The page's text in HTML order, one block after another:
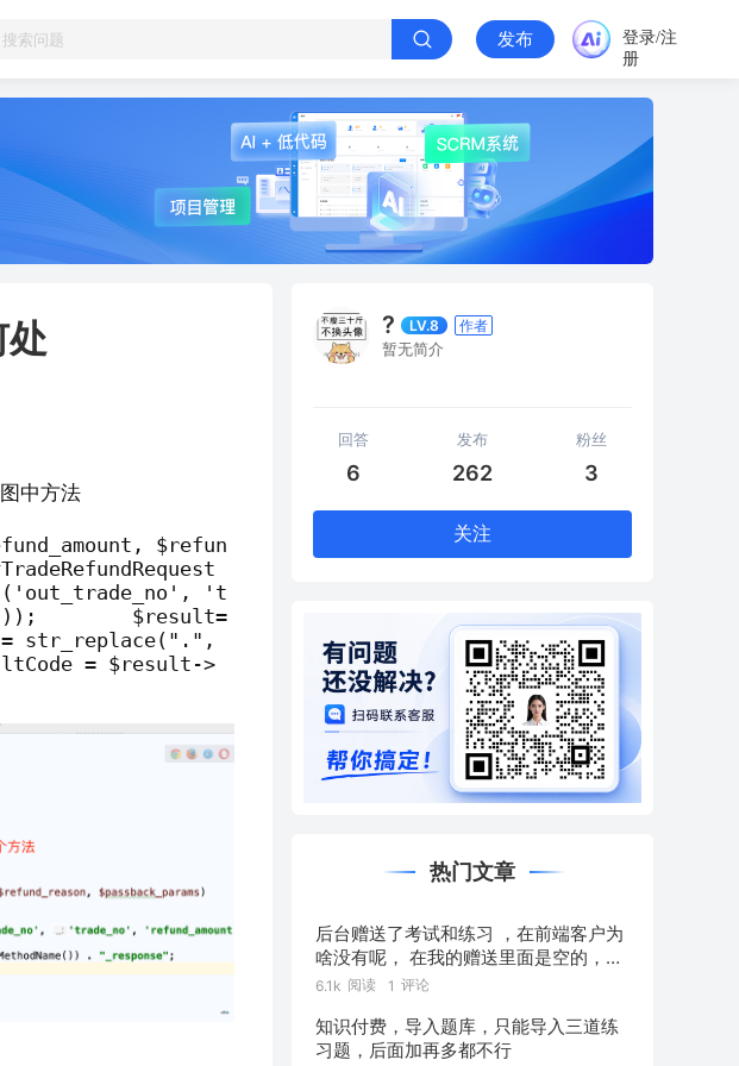
发布
登录/注
册
处
中方法
't
$result=
= str_replace(".",
= $result->
? LV.8 作者
暂无简介
回答
6
发布
262
粉丝
3
关注
热门文章
后台赠送了考试和练习 ，在前端客户为
啥没有呢， 在我的赠送里面是空的，练
习也能弄出付费吗，练习好像不能设置
6.1k 阅读 1 评论
知识付费，导入题库，只能导入三道练
习题，后面加再多都不行